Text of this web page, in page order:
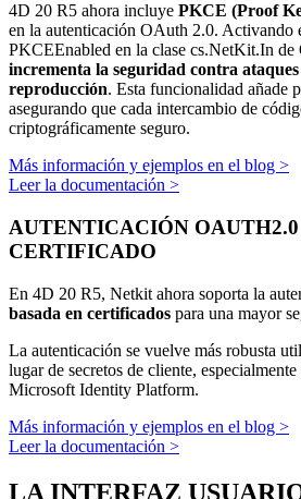
4D 20 R5 ahora incluye PKCE (Proof
en la autenticación OAuth 2.0. Activando
PKCEEnabled en la clase cs.NetKit.In de
incrementa la seguridad contra
reproducción. Esta funcionalidad añade
asegurando que cada intercambio de
criptográficamente seguro.
Más información y ejemplos en el blog >
Leer la documentación >
AUTENTICACIÓN
CERTIFICADO
En 4D 20 R5, Netkit ahora soporta la
basada en certificados para una mayor
La autenticación se vuelve más robusta
lugar de secretos de cliente,
Microsoft Identity Platform.
Más información y ejemplos en el blog >
Leer la documentación >
LA INTERFAZ